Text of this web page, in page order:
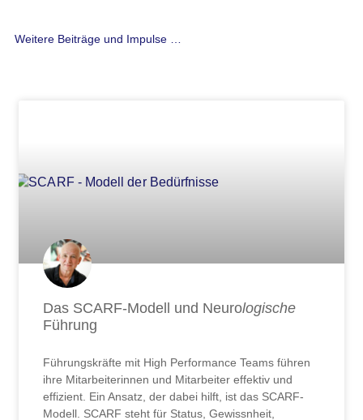
Weitere Beiträge und Impulse …
Das SCARF-Modell und Neurologische
Führung
Führungskräfte mit High Performance Teams führen
ihre Mitarbeiterinnen und Mitarbeiter effektiv und
effizient. Ein Ansatz, der dabei hilft, ist das SCARF-
Modell. SCARF steht für Status, Gewissnheit,